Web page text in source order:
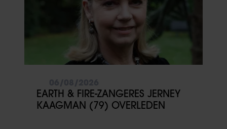
EARTH & FIRE-ZANGERES JERNEY
KAAGMAN (79) OVERLEDEN